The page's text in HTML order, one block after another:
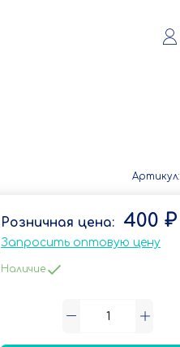
Артикул:
400 ₽
Запросить оптовую цену
Наличие